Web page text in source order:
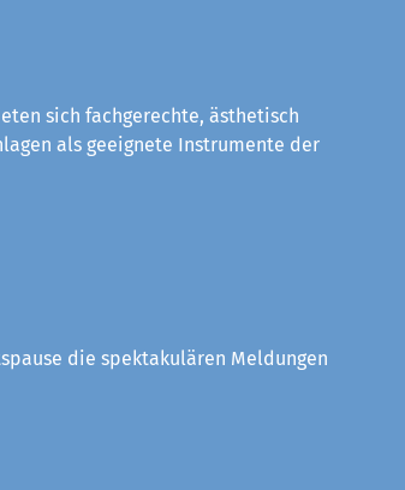
sich fachgerechte, ästhetisch
als geeignete Instrumente der
die spektakulären Meldungen